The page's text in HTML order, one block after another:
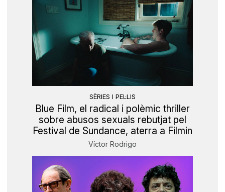
SÈRIES I PEL·LIS
Blue Film, el radical i polèmic thriller
sobre abusos sexuals rebutjat pel
Festival de Sundance, aterra a Filmin
Víctor Rodrigo